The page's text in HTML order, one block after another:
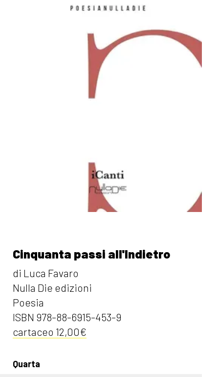
Cinquanta passi all'Indietro
di Luca Favaro
Nulla Die edizioni
Poesia
ISBN 978-88-6915-453-9
cartaceo 12,00€
Quarta